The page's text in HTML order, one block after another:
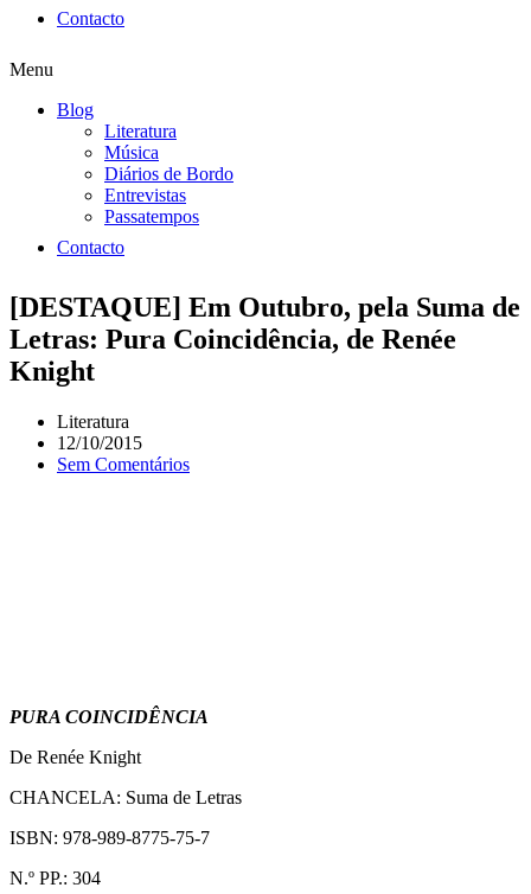
Contacto
Menu
Blog
Literatura
Música
Diários de Bordo
Entrevistas
Passatempos
Contacto
[DESTAQUE] Em Outubro, pela Suma de
Letras: Pura Coincidência, de Renée
Knight
Literatura
12/10/2015
Sem Comentários
PURA COINCIDÊNCIA
De Renée Knight
CHANCELA: Suma de Letras
ISBN: 978-989-8775-75-7
N.º PP.: 304